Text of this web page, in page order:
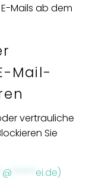
Mails ab dem
Mail-
vertrauliche
Sie
*@ *****ei.de)